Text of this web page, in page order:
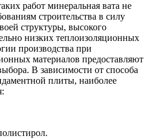
работ минеральная вата не
строительства в силу
структуры, высокого
низких теплоизоляционных
производства при
материалов предоставляют
В зависимости от способа
плиты, наиболее